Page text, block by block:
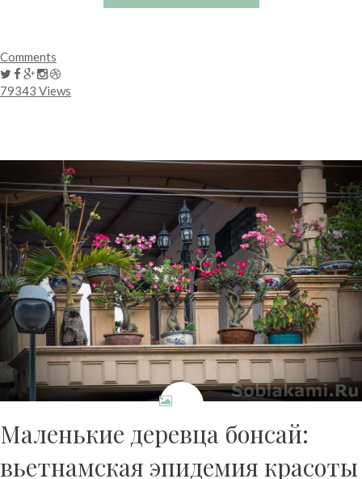
Comments
79343 Views
Маленькие деревца бонсай:
вьетнамская эпидемия красоты